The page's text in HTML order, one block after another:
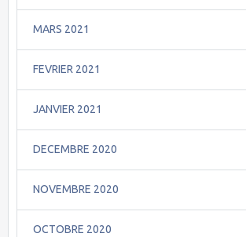
MARS 2021
FEVRIER 2021
JANVIER 2021
DECEMBRE 2020
NOVEMBRE 2020
OCTOBRE 2020